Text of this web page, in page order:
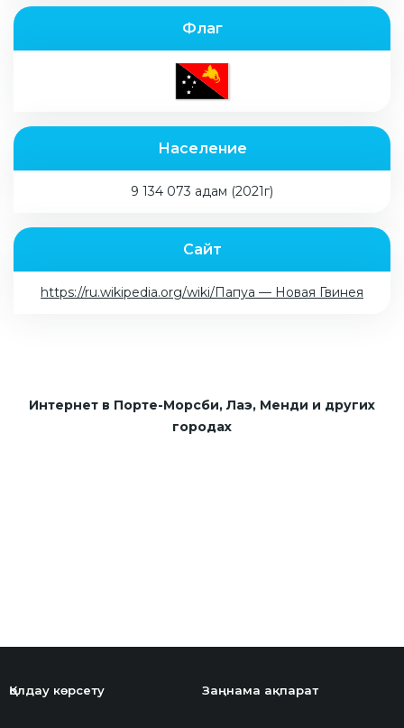
Флаг
Население
9 134 073 адам (2021г)
Сайт
https://ru.wikipedia.org/wiki/Папуа — Новая Гвинея
Интернет в Порте-Морсби, Лаэ, Менди и других
городах
Қолдау көрсету Заңнама ақпарат